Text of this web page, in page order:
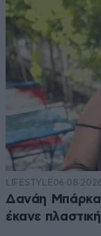
LIFESTYLE
Δανάη
έκανε